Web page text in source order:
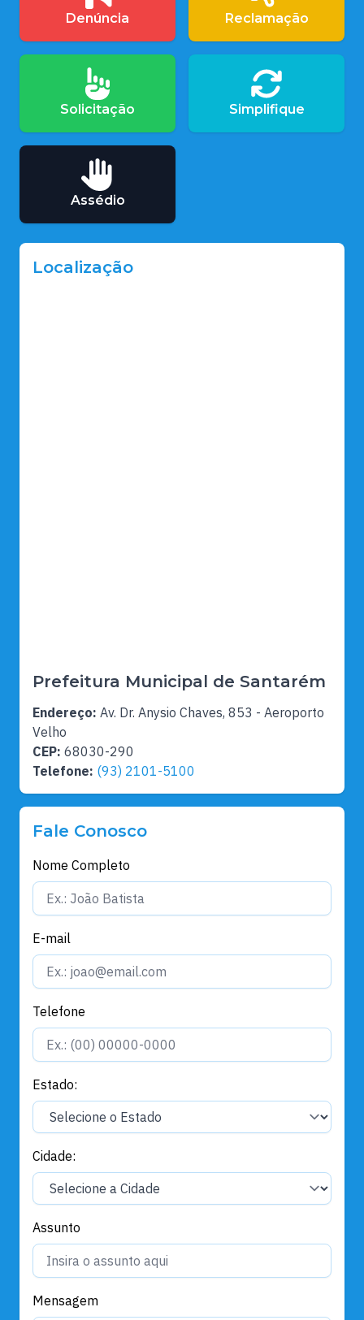
Denúncia Reclamação
Solicitação Simplifique
Assédio
Localização
Prefeitura Municipal de Santarém
Endereço: Av. Dr. Anysio Chaves, 853 - Aeroporto
Velho
CEP: 68030-290
Telefone: (93) 2101-5100
Fale Conosco
Nome Completo
E-mail
Telefone
Estado:
Cidade:
Assunto
Mensagem